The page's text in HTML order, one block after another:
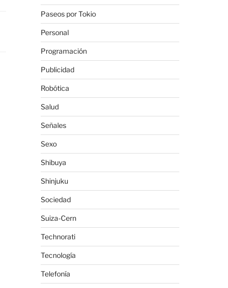
Paseos por Tokio
Personal
Programación
Publicidad
Robótica
Salud
Señales
Sexo
Shibuya
Shinjuku
Sociedad
Suiza-Cern
Technorati
Tecnología
Telefonía